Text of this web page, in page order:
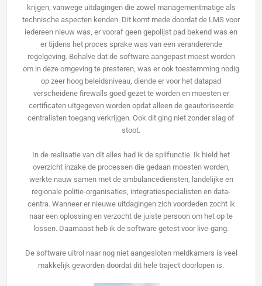
krijgen, vanwege uitdagingen die zowel managementmatige als
technische aspecten kenden. Dit komt mede doordat de LMS voor
iedereen nieuw was, er vooraf geen gepolijst pad bekend was en
er tijdens het proces sprake was van een veranderende
regelgeving. Behalve dat de software aangepast moest worden
om in deze omgeving te presteren, was er ook toestemming nodig
op zeer hoog beleidsniveau, diende er voor het datapad
verscheidene firewalls goed gezet te worden en moesten er
certificaten uitgegeven worden opdat alleen de geautoriseerde
centralisten toegang verkrijgen. Ook dit ging niet zonder slag of
stoot.
In de realisatie van dit alles had ik de spilfunctie. Ik hield het
overzicht inzake de processen die gedaan moesten worden,
werkte nauw samen met de ambulancediensten, landelijke en
regionale politie-organisaties, integratiespecialisten en data-
centra. Wanneer er nieuwe uitdagingen zich voordeden zocht ik
naar een oplossing en verzocht de juiste persoon om het op te
lossen. Daarnaast heb ik de software getest voor live-gang.
De software uitrol naar nog niet aangesloten meldkamers is veel
makkelijk geworden doordat dit hele traject doorlopen is.